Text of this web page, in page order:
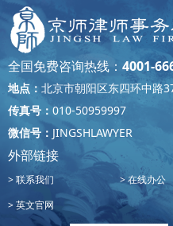
全国免费咨询热线： 4001-
地点： 北京市朝阳区东四环中路
传真号： 010-50959997
微信号： JINGSHLAWYER
外部链接
联系我们 在线办公
英文官网